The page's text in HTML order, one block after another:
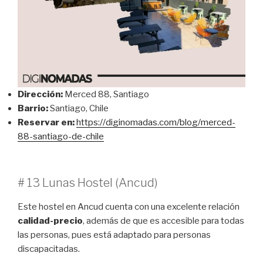
Dirección: Merced 88, Santiago
Barrio:Santiago, Chile
Reservar en: https://diginomadas.com/blog/merced-
88-santiago-de-chile
# 13 Lunas Hostel (Ancud)
Este hostel en Ancud cuenta con una excelente relación
calidad-precio, además de que es accesible para todas
las personas, pues está adaptado para personas
discapacitadas.